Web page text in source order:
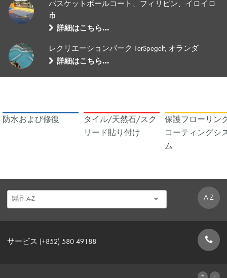
バスケットボールコート、フィリピン、イロイロ
市
詳細はこちら…
レクリエーションパーク TerSpegelt, オランダ
詳細はこちら…
防水および修復
タイル/天然石/スク
リード貼り付け
保護フローリン
コーティングシ
ム
A-Z
サービス (+852) 580 49188